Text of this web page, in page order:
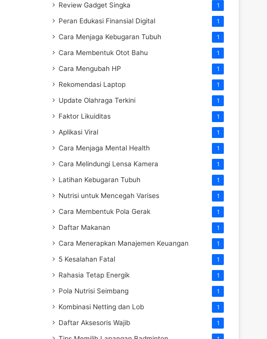
Review Gadget Singka 1
Peran Edukasi Finansial Digital 1
Cara Menjaga Kebugaran Tubuh 1
Cara Membentuk Otot Bahu 1
Cara Mengubah HP 1
Rekomendasi Laptop 1
Update Olahraga Terkini 1
Faktor Likuiditas 1
Aplikasi Viral 1
Cara Menjaga Mental Health 1
Cara Melindungi Lensa Kamera 1
Latihan Kebugaran Tubuh 1
Nutrisi untuk Mencegah Varises 1
Cara Membentuk Pola Gerak 1
Daftar Makanan 1
Cara Menerapkan Manajemen Keuangan 1
5 Kesalahan Fatal 1
Rahasia Tetap Energik 1
Pola Nutrisi Seimbang 1
Kombinasi Netting dan Lob 1
Daftar Aksesoris Wajib 1